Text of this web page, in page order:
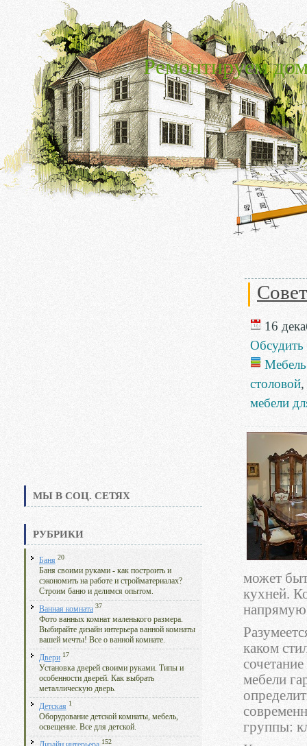
Ремонтируем
МЫ В СОЦ. СЕТЯХ
РУБРИКИ
Баня 20
Баня своими руками - как построить и
сэкономить на работе и стройматериалах?
Строим баню и делимся опытом.
Ванная комната 37
Фото ванных комнат маленького размера.
Выбирайте дизайн интерьера ванной комнаты
вашей мечты! Все о ванной комнате.
Двери 17
Установка дверей своими руками. Типы и
особенности дверей. Как выбрать
металлическую дверь.
Детская 1
Оборудование детской комнаты, мебель,
освещение. Все для детской.
152
16
Обсудить
Мебель
столовой,
мебели
может
кухней.
напрямую
каком
мебели
группы: